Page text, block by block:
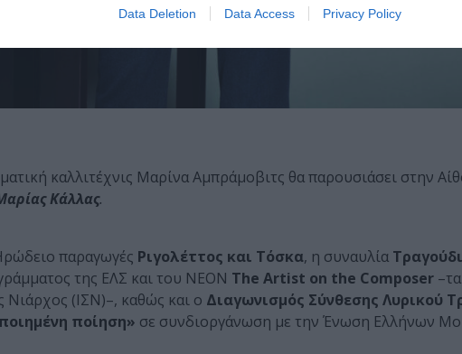
Data Deletion Data Access Privacy Policy
καλλιτέχνις Μαρίνα Αμπράμοβιτς θα παρουσιάσει στην
Κάλλας.
παραγωγές Ριγολέττος και Τόσκα, η συναυλία
της ΕΛΣ και του ΝΕΟΝ The Artist on the Composer
Νιάρχος (ΙΣΝ)–, καθώς και ο Διαγωνισμός Σύνθεσης Λυρικού
ποίηση» σε συνδιοργάνωση με την Ένωση Ελλήνων